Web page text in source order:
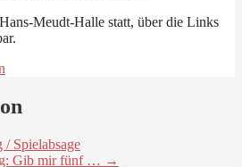
Meudt-Halle statt, über die Links
Spielabsage
Gib mir fünf … →